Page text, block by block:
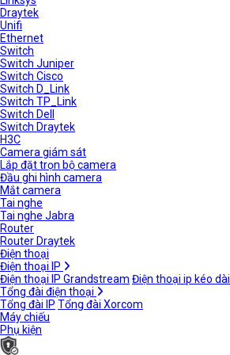
Draytek
Unifi
Ethernet
Switch
Switch Juniper
Switch Cisco
Switch D_Link
Switch TP_Link
Switch Dell
Switch Draytek
H3C
Camera giám sát
Lắp đặt trọn bộ camera
Đầu ghi hình camera
Mắt camera
Tai nghe
Tai nghe Jabra
Router
Router Draytek
Điện thoại
Điện thoại IP
Điện thoại IP Grandstream Điện thoại ip kéo dài
Tổng đài điện thoại
Tổng đài IP Tổng đài Xorcom
Máy chiếu
Phụ kiện